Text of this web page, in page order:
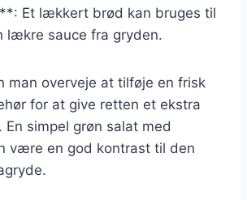
Et lækkert brød kan bruges til
lækre sauce fra gryden.
man overveje at tilføje en frisk
for at give retten et ekstra
simpel grøn salat med
være en god kontrast til den